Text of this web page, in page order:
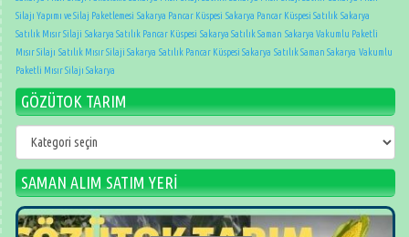
Silajı Yapımı ve Silaj Paketlemesi Sakarya Pancar Küspesi Sakarya Pancar Küspesi Satılık Sakarya
Satılık Mısır Silaji Sakarya Satılık Pancar Küspesi Sakarya Satılık Saman Sakarya Vakumlu Paketli
Mısır Silajı Satılık Mısır Silaji Sakarya Satılık Pancar Küspesi Sakarya Satılık Saman Sakarya Vakumlu
Paketli Mısır Silajı Sakarya
GÖZÜTOK TARIM
TARIM
SAMAN ALIM SATIM YERİ